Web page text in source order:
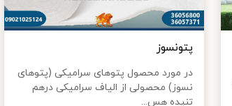
پتونسوز
در مورد محصول پتوهای سرامیکی (پتوهای
نسوز) محصولی از الیاف سرامیکی درهم
تنیده هس...